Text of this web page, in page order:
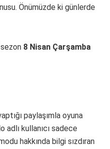
Önümüzde ki günlerde
8 Nisan Çarşamba
paylaşımla oyuna
adlı kullanıcı sadece
hakkında bilgi sızdıran